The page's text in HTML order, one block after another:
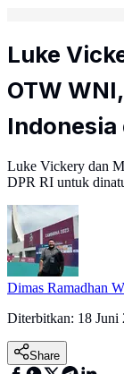
Luke
OTW
Indonesia
Luke Vickery dan
DPR RI untuk
Dimas Ramadhan
Diterbitkan: 18 Juni
Share